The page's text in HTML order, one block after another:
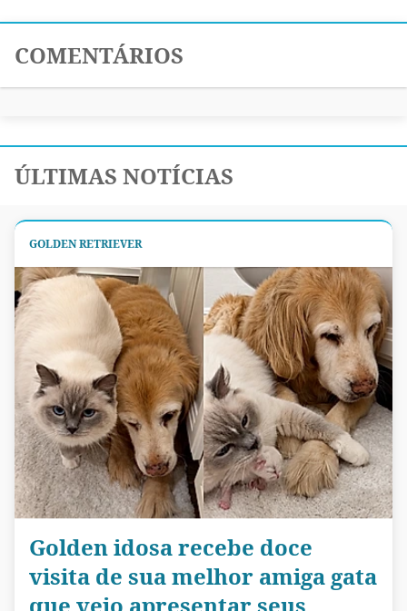
COMENTÁRIOS
ÚLTIMAS NOTÍCIAS
GOLDEN RETRIEVER
Golden idosa recebe doce
visita de sua melhor amiga gata
que veio apresentar seus